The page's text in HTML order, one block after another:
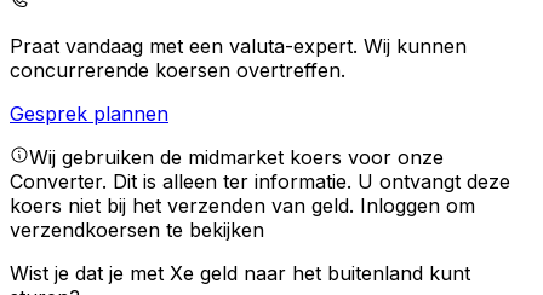
Praat vandaag met een valuta-expert. Wij kunnen
concurrerende koersen overtreffen.
Gesprek plannen
Wij gebruiken de midmarket koers voor onze
Converter. Dit is alleen ter informatie. U ontvangt deze
koers niet bij het verzenden van geld. Inloggen om
verzendkoersen te bekijken
Wist je dat je met Xe geld naar het buitenland kunt